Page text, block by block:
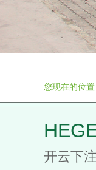
您现在的位置
开云下